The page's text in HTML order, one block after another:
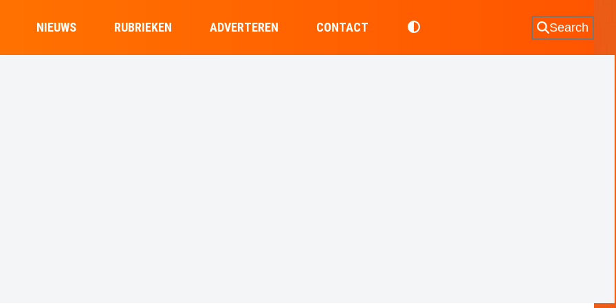
NIEUWS RUBRIEKEN ADVERTEREN CONTACT Search